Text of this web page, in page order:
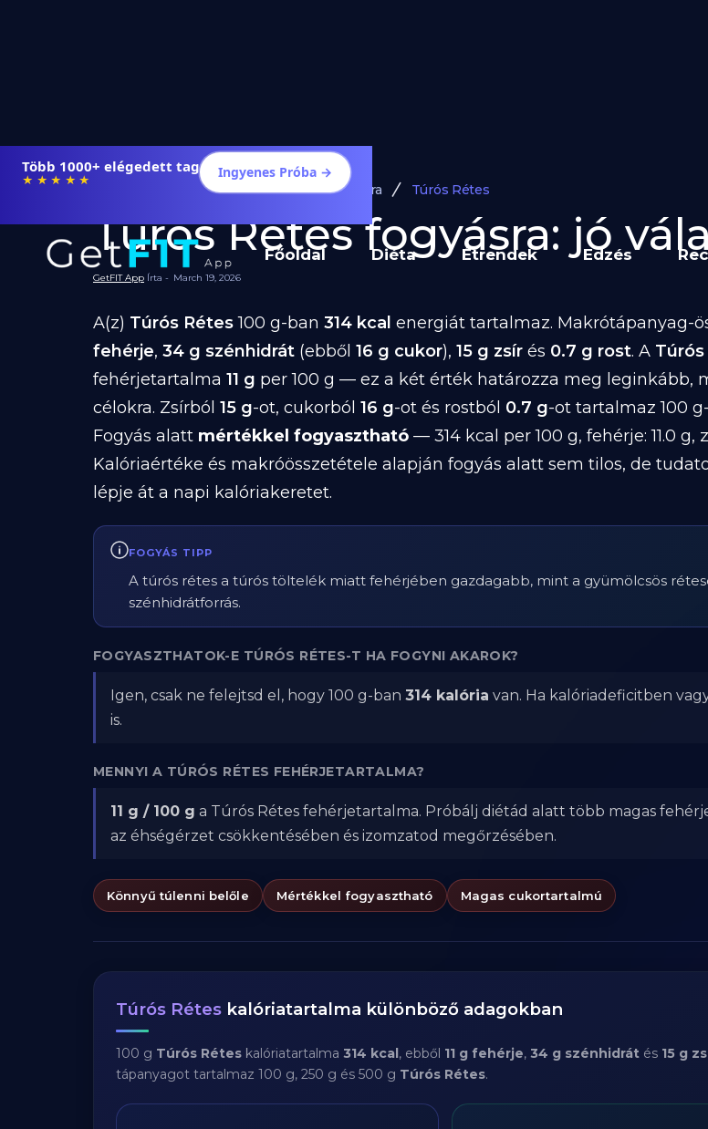
Több 1000+ elégedett tag
★★★★★ Ingyenes Próba →
Főoldal Diéta Étrendek Edzés
Diéta és Étrend Ételek Fogyásra Túrós Rétes
Túrós Rétes fogyásra: jó
GetFIT App Írta - March 19, 2026
A(z) Túrós Rétes100 g-ban 314 kcal energiát tartalmaz. Makrótápanyag-
fehérje, 34 g szénhidrát (ebből 16 g cukor), 15 g zsír és 0.7 g rost. A
fehérjetartalma 11 g per 100 g — ez a két érték határozza meg leginkább,
célokra. Zsírból 15 g-ot, cukorból 16 g-ot és rostból 0.7 g-ot tartalmaz 100
Fogyás alatt mértékkel fogyasztható — 314 kcal per 100 g, fehérje: 11.0 g,
Kalóriaértéke és makróösszetétele alapján fogyás alatt sem tilos, de
lépje át a napi kalóriakeretet.
FOGYÁS TIPP
A túrós rétes a túrós töltelék miatt fehérjében gazdagabb, mint a gyümölcsös
szénhidrátforrás.
FOGYASZTHATOK-E TÚRÓS RÉTES-T HA FOGYNI AKAROK?
Igen, csak ne felejtsd el, hogy 100 g-ban 314 kalória van. Ha kalóriadeficitben
is.
MENNYI A TÚRÓS RÉTES FEHÉRJETARTALMA?
11 g / 100 g a Túrós Rétes fehérjetartalma. Próbálj diétád alatt több magas
az éhségérzet csökkentésében és izomzatod megőrzésében.
Könnyű túlenni belőle Mértékkel fogyasztható Magas cukortartalmú
Túrós Rétes kalóriatartalma különböző adagokban
100 g Túrós Rétes kalóriatartalma 314 kcal, ebből 11 g fehérje, 34 g szénhidrát és 15 g
tápanyagot tartalmaz 100 g, 250 g és 500 g Túrós Rétes.